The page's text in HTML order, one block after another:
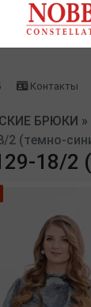
/>
Контакты
БРЮКИ »
2 (темно-
18/2